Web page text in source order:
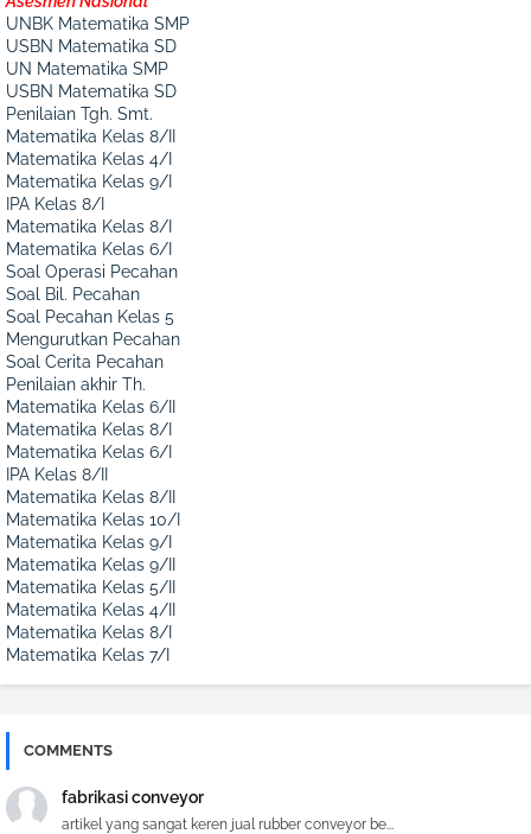
UNBK Matematika SMP
USBN Matematika SD
UN Matematika SMP
USBN Matematika SD
Penilaian Tgh. Smt.
Matematika Kelas 8/II
Matematika Kelas 4/I
Matematika Kelas 9/I
IPA Kelas 8/I
Matematika Kelas 8/I
Matematika Kelas 6/I
Soal Operasi Pecahan
Soal Bil. Pecahan
Soal Pecahan Kelas 5
Mengurutkan Pecahan
Soal Cerita Pecahan
Penilaian akhir Th.
Matematika Kelas 6/II
Matematika Kelas 8/I
Matematika Kelas 6/I
IPA Kelas 8/II
Matematika Kelas 8/II
Matematika Kelas 10/I
Matematika Kelas 9/I
Matematika Kelas 9/II
Matematika Kelas 5/II
Matematika Kelas 4/II
Matematika Kelas 8/I
Matematika Kelas 7/I
COMMENTS
fabrikasi conveyor
artikel yang sangat keren jual rubber conveyor be...